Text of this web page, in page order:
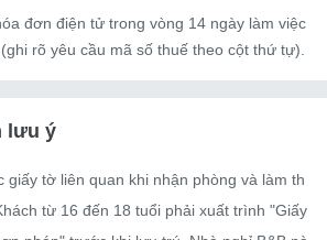
đơn điện tử trong vòng 14 ngày làm việc
rõ yêu cầu mã số thuế theo cột thứ tự).
lưu ý
giấy tờ liên quan khi nhận phòng và làm th
từ 16 đến 18 tuổi phải xuất trình "Giấy